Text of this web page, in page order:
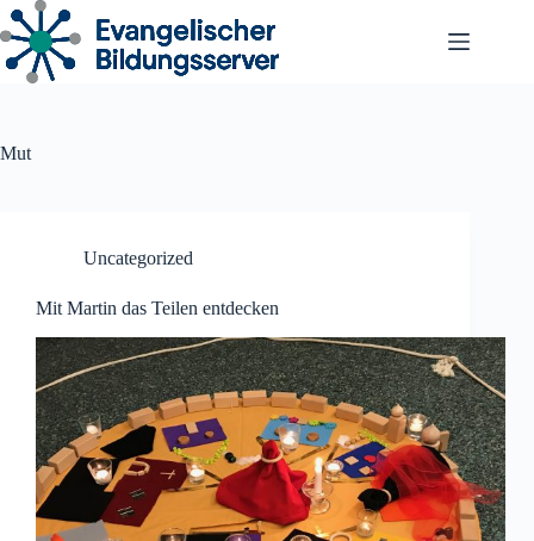
Zum
Inhalt
springen
Mut
Uncategorized
Mit Martin das Teilen entdecken